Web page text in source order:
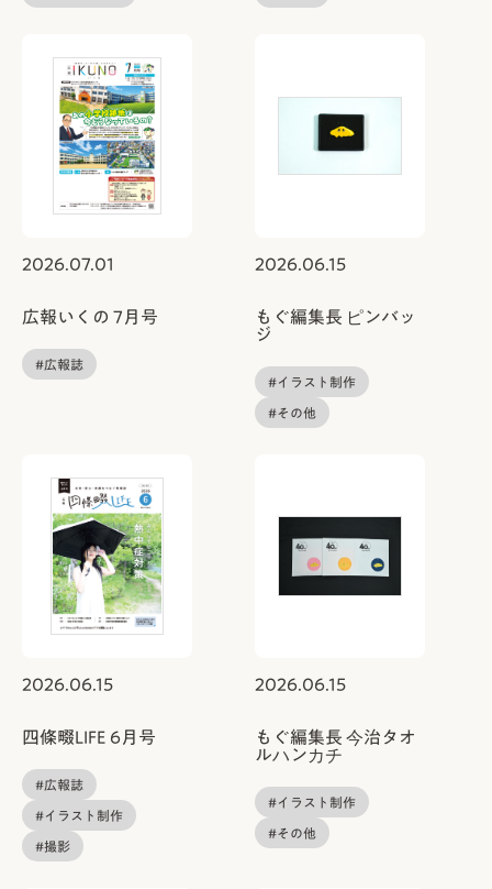
2026.07.01
広報いくの 7月号
#広報誌
2026.06.15
もぐ編集長 ピンバッ
ジ
#イラスト制作
#その他
2026.06.15
四條畷LIFE 6月号
#広報誌
#イラスト制作
#撮影
2026.06.15
もぐ編集長 今治タオ
ルハンカチ
#イラスト制作
#その他